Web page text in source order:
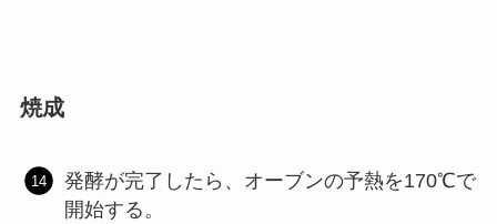
焼成
発酵が完了したら、オーブンの予熱を170℃で
開始する。